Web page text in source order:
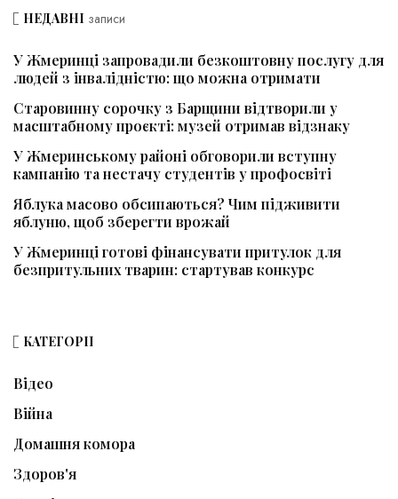
НЕДАВНІ записи
У Жмеринці запровадили безкоштовну послугу для
людей з інвалідністю: що можна отримати
Старовинну сорочку з Барщини відтворили у
масштабному проєкті: музей отримав відзнаку
У Жмеринському районі обговорили вступну
кампанію та нестачу студентів у профосвіті
Яблука масово обсипаються? Чим підживити
яблуню, щоб зберегти врожай
У Жмеринці готові фінансувати притулок для
безпритульних тварин: стартував конкурс
КАТЕГОРІЇ
Відео
Війна
Домашня комора
Здоров'я